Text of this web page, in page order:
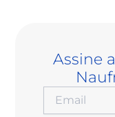
Assine